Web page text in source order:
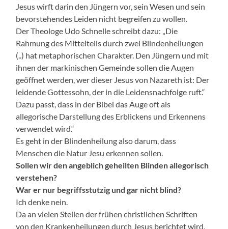
Jesus wirft darin den Jüngern vor, sein Wesen und sein
bevorstehendes Leiden nicht begreifen zu wollen.
Der Theologe Udo Schnelle schreibt dazu: „Die
Rahmung des Mittelteils durch zwei Blindenheilungen
(..) hat metaphorischen Charakter. Den Jüngern und mit
ihnen der markinischen Gemeinde sollen die Augen
geöffnet werden, wer dieser Jesus von Nazareth ist: Der
leidende Gottessohn, der in die Leidensnachfolge ruft.“
Dazu passt, dass in der Bibel das Auge oft als
allegorische Darstellung des Erblickens und Erkennens
verwendet wird.“
Es geht in der Blindenheilung also darum, dass
Menschen die Natur Jesu erkennen sollen.
Sollen wir den angeblich geheilten Blinden allegorisch
verstehen?
War er nur begriffsstutzig und gar nicht blind?
Ich denke nein.
Da an vielen Stellen der frühen christlichen Schriften
von den Krankenheilungen durch Jesus berichtet wird,